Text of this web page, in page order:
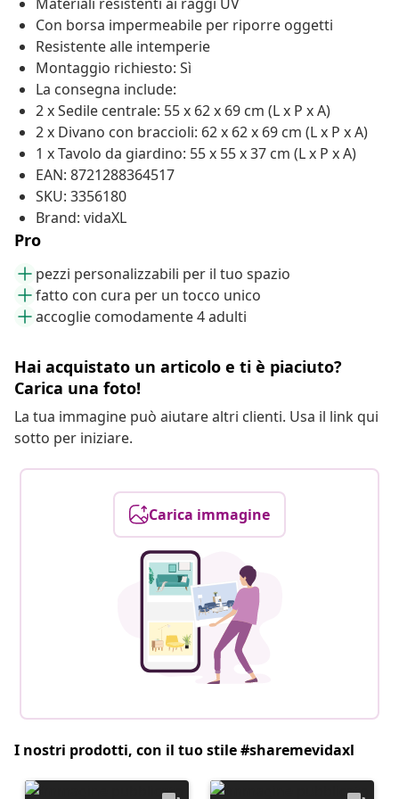
Con borsa impermeabile per riporre oggetti
Resistente alle intemperie
Montaggio richiesto: Sì
La consegna include:
2 x Sedile centrale: 55 x 62 x 69 cm (L x P x A)
2 x Divano con braccioli: 62 x 62 x 69 cm (L x P x A)
1 x Tavolo da giardino: 55 x 55 x 37 cm (L x P x A)
EAN: 8721288364517
SKU: 3356180
Brand: vidaXL
Pro
pezzi personalizzabili per il tuo spazio
fatto con cura per un tocco unico
accoglie comodamente 4 adulti
Hai acquistato un articolo e ti è piaciuto?
Carica una foto!
La tua immagine può aiutare altri clienti. Usa il link qui
sotto per iniziare.
Carica immagine
I nostri prodotti, con il tuo stile #sharemevidaxl